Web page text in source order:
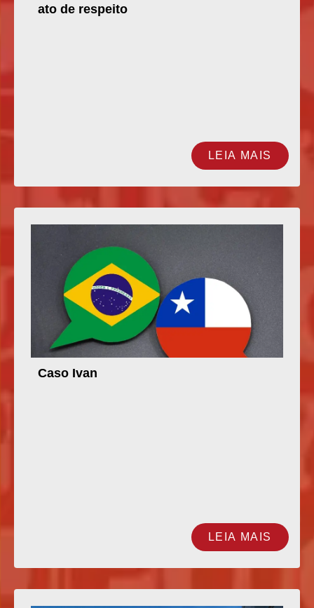
LEIA MAIS
ato de respeito
LEIA MAIS
Caso Ivan